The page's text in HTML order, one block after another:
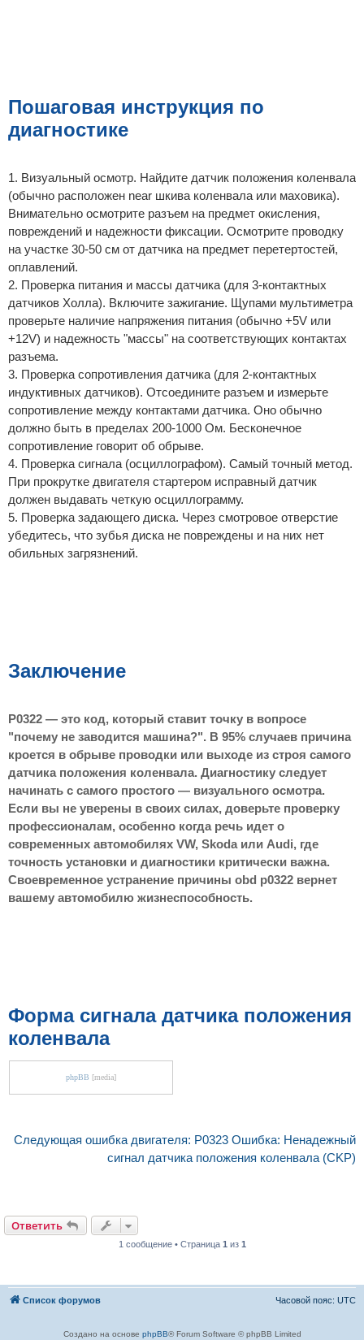
Пошаговая инструкция по
диагностике
1. Визуальный осмотр. Найдите датчик положения коленвала
(обычно расположен near шкива коленвала или маховика).
Внимательно осмотрите разъем на предмет окисления,
повреждений и надежности фиксации. Осмотрите проводку
на участке 30-50 см от датчика на предмет перетертостей,
оплавлений.
2. Проверка питания и массы датчика (для 3-контактных
датчиков Холла). Включите зажигание. Щупами мультиметра
проверьте наличие напряжения питания (обычно +5V или
+12V) и надежность "массы" на соответствующих контактах
разъема.
3. Проверка сопротивления датчика (для 2-контактных
индуктивных датчиков). Отсоедините разъем и измерьте
сопротивление между контактами датчика. Оно обычно
должно быть в пределах 200-1000 Ом. Бесконечное
сопротивление говорит об обрыве.
4. Проверка сигнала (осциллографом). Самый точный метод.
При прокрутке двигателя стартером исправный датчик
должен выдавать четкую осциллограмму.
5. Проверка задающего диска. Через смотровое отверстие
убедитесь, что зубья диска не повреждены и на них нет
обильных загрязнений.
Заключение
P0322 — это код, который ставит точку в вопросе
"почему не заводится машина?". В 95% случаев причина
кроется в обрыве проводки или выходе из строя самого
датчика положения коленвала. Диагностику следует
начинать с самого простого — визуального осмотра.
Если вы не уверены в своих силах, доверьте проверку
профессионалам, особенно когда речь идет о
современных автомобилях VW, Skoda или Audi, где
точность установки и диагностики критически важна.
Своевременное устранение причины obd p0322 вернет
вашему автомобилю жизнеспособность.
Форма сигнала датчика положения
коленвала
phpBB [media]
Следующая ошибка двигателя: P0323 Ошибка: Ненадежный
сигнал датчика положения коленвала (CKP)
Ответить
1 сообщение • Страница 1 из 1
Список форумов Часовой пояс: UTC
Создано на основе phpBB® Forum Software © phpBB Limited